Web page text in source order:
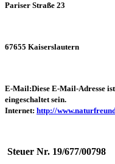
Pariser Straße 23
67655 Kaiserslautern
E-Mail:Diese E-Mail-Adresse
eingeschaltet sein.
Internet: http://
Steuer Nr. 19/677/00798